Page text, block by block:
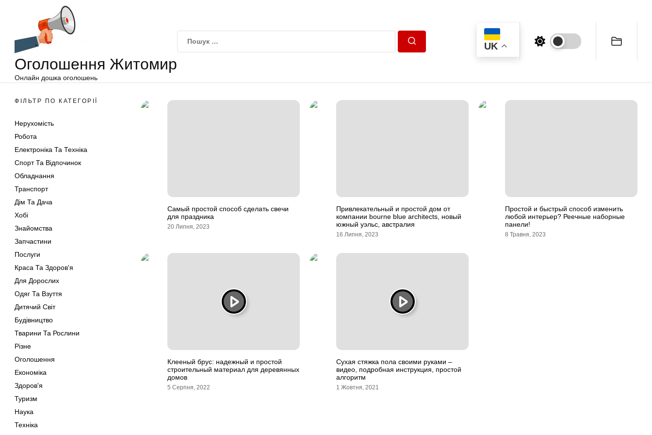
Оголошення Житомир
Онлайн дошка оголошень
UK
ФІЛЬТР ПО КАТЕГОРІЇ
Нерухомість
Робота
Електроніка Та Техніка
Спорт Та Відпочинок
Обладнання
Транспорт
Дім Та Дача
Хобі
Знайомства
Запчастини
Послуги
Краса Та Здоров'я
Для Дорослих
Одяг Та Взуття
Дитячий Світ
Будівництво
Тварини Та Рослини
Різне
Оголошення
Економіка
Здоров'я
Туризм
Наука
Техніка
Самый простой способ сделать свечи
для праздника
20 Липня, 2023
Привлекательный и простой дом от
компании bourne blue architects, новый
южный уэльс, австралия
16 Липня, 2023
Простой и быстрый способ изменить
любой интерьер? Реечные наборные
панели!
8 Травня, 2023
Клееный брус: надежный и простой
строительный материал для деревянных
домов
5 Серпня, 2022
Сухая стяжка пола своими руками –
видео, подробная инструкция, простой
алгоритм
1 Жовтня, 2021